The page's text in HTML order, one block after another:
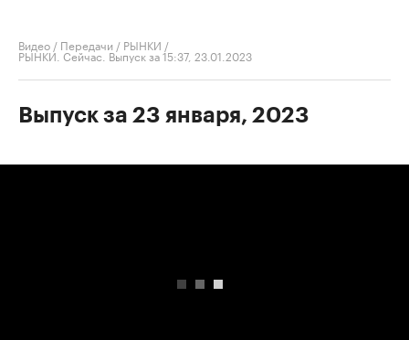
Видео / Передачи / РЫНКИ /
РЫНКИ. Сейчас. Выпуск за 15:37, 23.01.2023
Выпуск за 23 января, 2023